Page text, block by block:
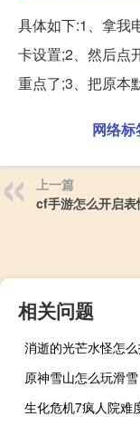
具体如下:1、拿我
卡设置;2、然后点
重点了;3、把原本
网络标
上一篇
cf手游怎么开启表
相关问题
消逝的光芒水怪怎
原神雪山怎么玩滑雪
生化危机7疯人院难